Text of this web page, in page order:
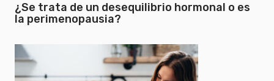
¿Se trata de un desequilibrio hormonal o es
la perimenopausia?